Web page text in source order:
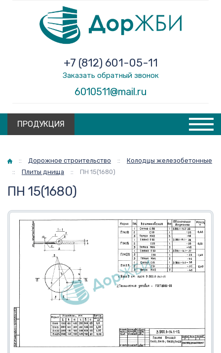
6010511@mail.ru
+7 (812) 601-05-11
Заказать обратный звонок
ПРОДУКЦИЯ
Главная
:: Дорожное строительство ::
Колодцы железобетонные
::
Плиты днища :: ПН 15(1680)
ПН 15(1680)